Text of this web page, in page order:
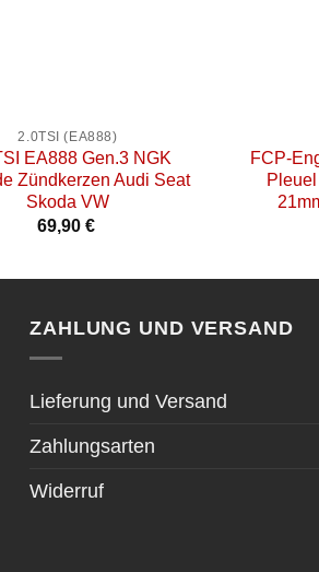
2.0TSI (EA888)
EA888 Gen.3 NGK
Zündkerzen Audi Seat
Skoda VW
69,90 €
FCP-
ZAHLUNG UND VERSAND
Lieferung und Versand
Zahlungsarten
Widerruf